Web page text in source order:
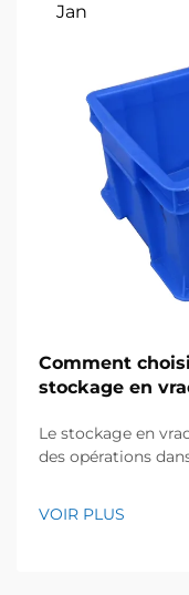
Jan
Comment
stockage en
Le stockage en
des opérations
matières
VOIR PLUS